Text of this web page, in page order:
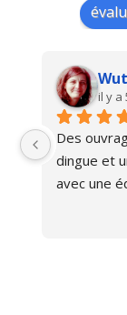
il y a
Des
dingue et
avec une